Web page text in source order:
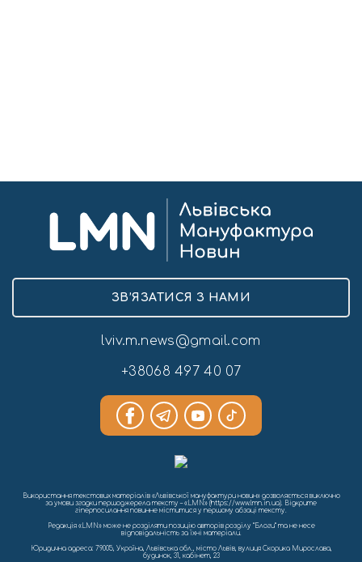
ЗВ’ЯЗАТИСЯ З НАМИ
lviv.m.news@gmail.com
+38068 497 40 07
Використання текстових матеріалів «Львівської мануфактури новин» дозволяється виключно
за умови згадки першоджерела тексту – «LMN» (https://www.lmn.in.ua). Відкрите
гіперпосилання повинне міститися у першому абзаці тексту.
Редакція «LMN» може не розділяти позицію авторів розділу “Блоги” та не несе
відповідальність за їхні матеріали.
Юридична адреса: 79005, Україна, Львівська обл., місто Львів, вулиця Скорика Мирослава,
будинок, 31, кабінет, 23